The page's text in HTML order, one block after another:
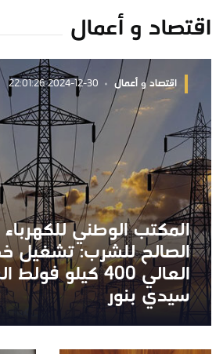
اقتصاد و أعمال
اقتصاد و أعمال 2024-12-30 22:01:26
المكتب الوطني للكهرباء
الصالح للشرب: تشغيل
العالي 400 كيلو
سيدي بنور